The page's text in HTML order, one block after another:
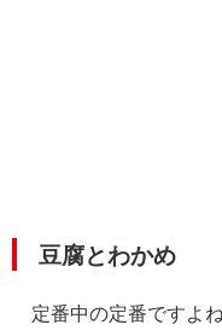
豆腐とわかめ
定番中の定番ですよ